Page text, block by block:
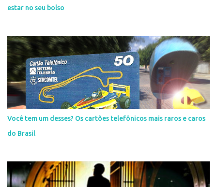
estar no seu bolso
Você tem um desses? Os cartões telefônicos mais raros e caros
do Brasil